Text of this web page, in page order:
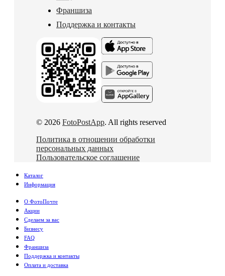
Франшиза
Поддержка и контакты
© 2026 FotoPostApp. All rights reserved
Политика в отношении обработки
персональных данных
Пользовательское соглашение
Каталог
Информация
О ФотоПочте
Акции
Сделаем за вас
Бизнесу
FAQ
Франшиза
Поддержка и контакты
Оплата и доставка